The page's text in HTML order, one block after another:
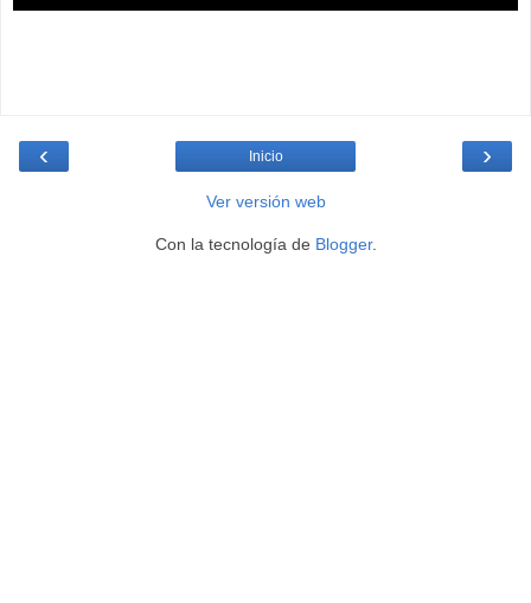
‹ ›
Inicio
Ver versión web
Con la tecnología de Blogger.